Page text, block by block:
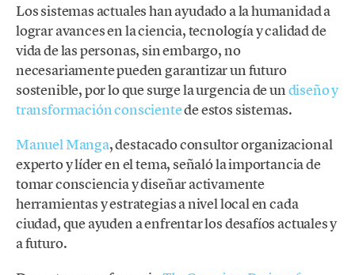
Los sistemas actuales han ayudado a la humanidad a
lograr avances en la ciencia, tecnología y calidad de
vida de las personas, sin embargo, no
necesariamente pueden garantizar un futuro
sostenible, por lo que surge la urgencia de undiseño y
transformación conscientede estos sistemas.
Manuel Manga, destacado consultor organizacional
experto y líder en el tema, señaló la importancia de
tomar consciencia y diseñar activamente
herramientas y estrategias a nivel local en cada
ciudad, que ayuden a enfrentar los desafíos actuales y
a futuro.